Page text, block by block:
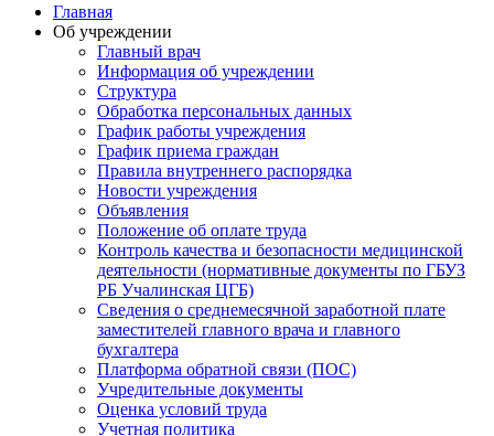
Главная
Об учреждении
Главный врач
Информация об учреждении
Структура
Обработка персональных данных
График работы учреждения
График приема граждан
Правила внутреннего распорядка
Новости учреждения
Объявления
Положение об оплате труда
Контроль качества и безопасности медицинской
деятельности (нормативные документы по ГБУЗ
РБ Учалинская ЦГБ)
Сведения о среднемесячной заработной плате
заместителей главного врача и главного
бухгалтера
Платформа обратной связи (ПОС)
Учредительные документы
Оценка условий труда
Учетная политика